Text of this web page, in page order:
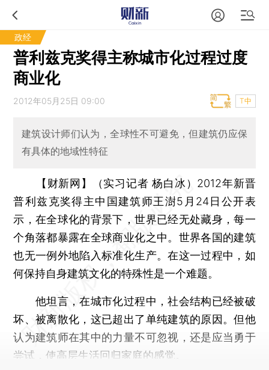
政经
普利兹克奖得主称城市化过程过度
商业化
2012年05月25日 09:00 T中
建筑设计师们认为，全球性不可避免，但建筑仍应保
有具体的地域性特征
【财新网】（实习记者 杨白冰） 2012年新晋
普利兹克奖得主中国建筑师王澍5月24日公开表
示，在全球化的背景下，世界已经无处藏身，每一
个角落都暴露在全球商业化之中。世界各国的建筑
也无一例外地陷入标准化生产。在这一过程中，如
何保持自身建筑文化的特殊性是一个难题。
他坦言，在城市化过程中，社会结构已经被破
坏、被离散化，这已超出了单纯建筑的原因。但他
认为建筑师在其中的力量不可忽视，还是应当勇于
尝试，使高层生活回归家庭的感觉。